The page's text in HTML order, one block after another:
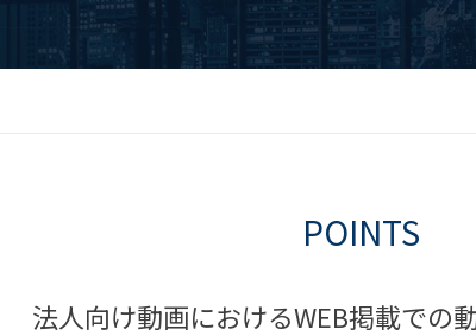
POINTS
法人向け動画におけるWEB掲載での